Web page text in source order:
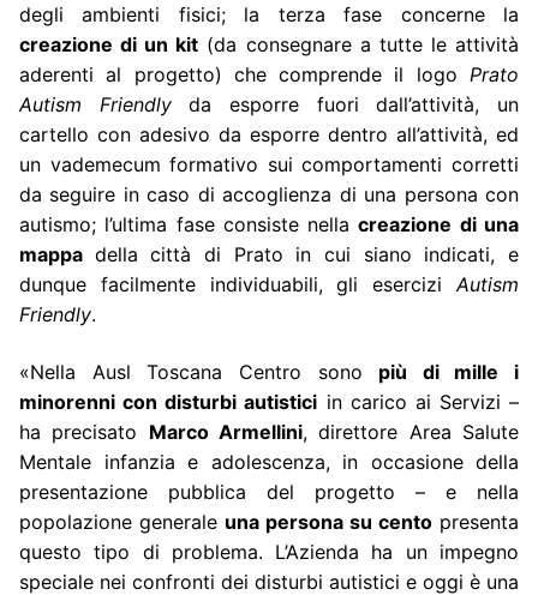
degli ambienti fisici; la terza fase concerne la
creazione di un kit (da consegnare a tutte le attività
aderenti al progetto) che comprende il logo Prato
Autism Friendlyda esporre fuori dall’attività, un
cartello con adesivo da esporre dentro all’attività, ed
un vademecum formativo sui comportamenti corretti
da seguire in caso di accoglienza di una persona con
autismo; l’ultima fase consiste nellacreazione di una
mappa della città di Prato in cui siano indicati, e
dunque facilmente individuabili, gli esercizi Autism
Friendly.
«Nella Ausl Toscana Centro sono più di mille i
minorenni con disturbi autistici in carico ai Servizi –
ha precisato Marco Armellini, direttore Area Salute
Mentale infanzia e adolescenza, in occasione della
presentazione pubblica del progetto – e nella
popolazione generale una persona su cento presenta
questo tipo di problema. L’Azienda ha un impegno
speciale nei confronti dei disturbi autistici e oggi è una